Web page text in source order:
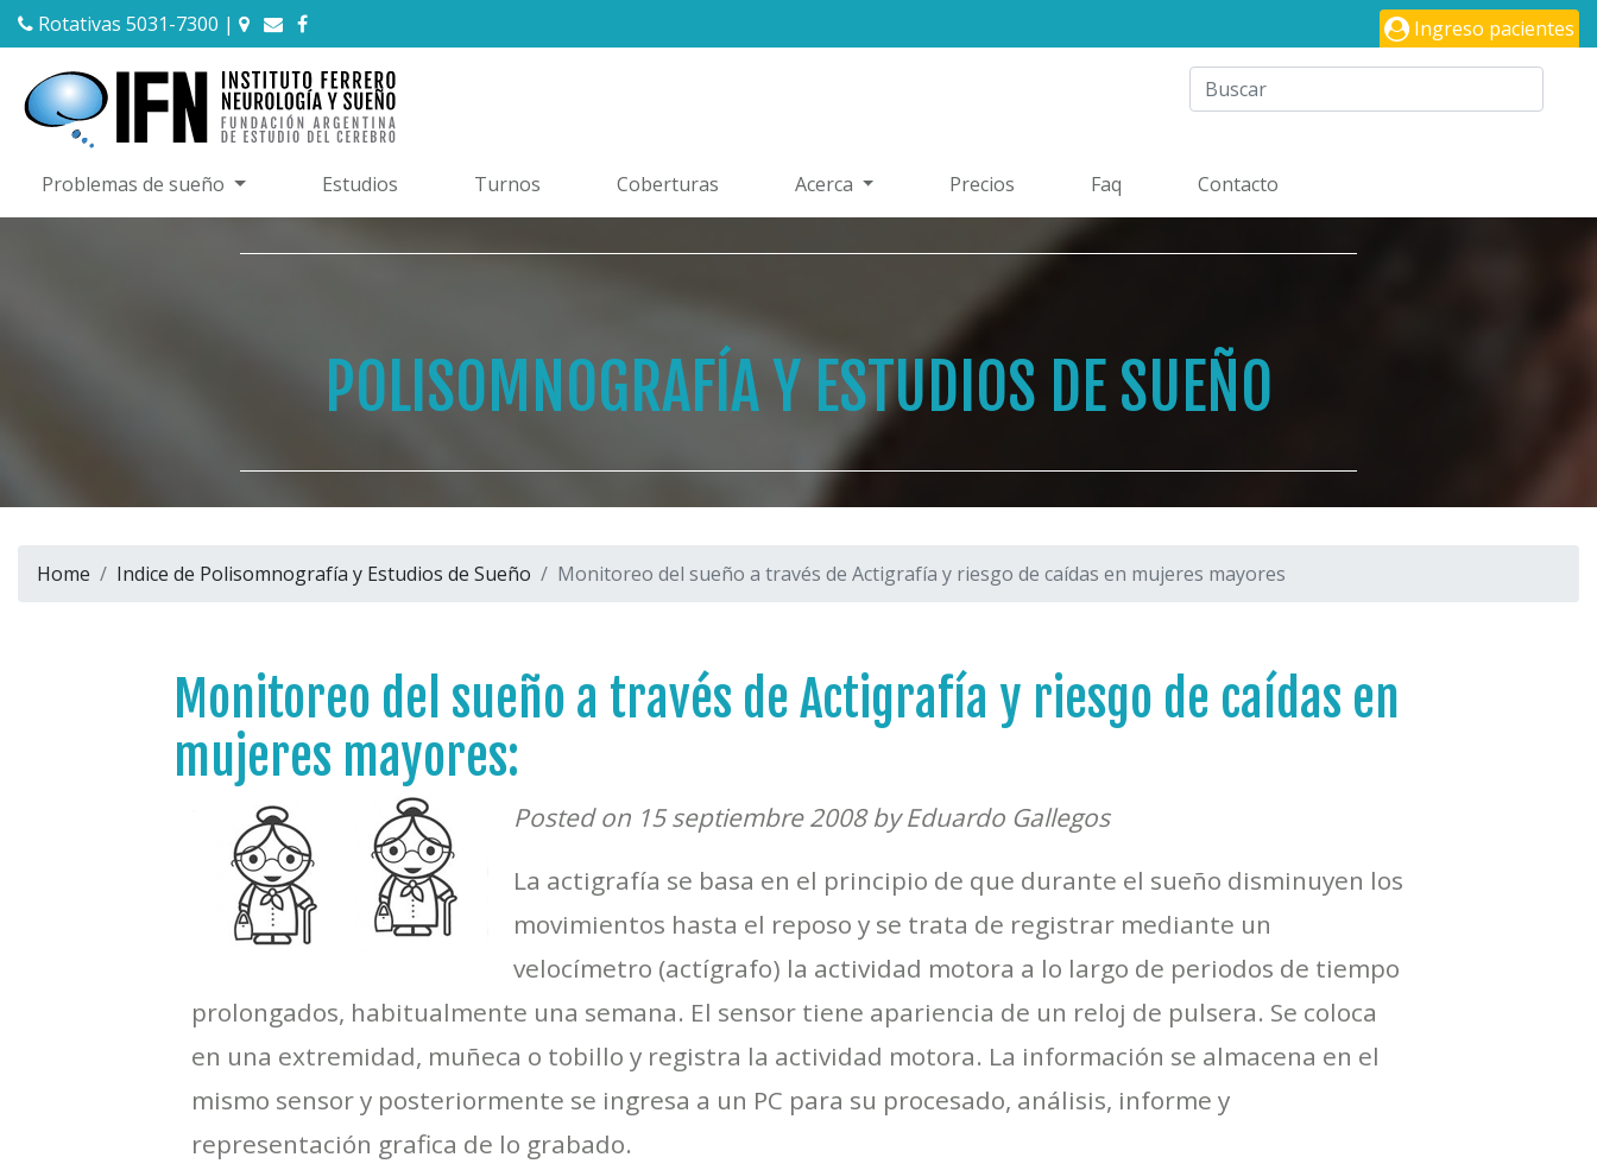
Rotativas 5031-7300 | Ingreso pacientes
Problemas de sueño Estudios Turnos Coberturas Acerca Precios Faq Contacto
POLISOMNOGRAFÍA Y ESTUDIOS DE SUEÑO
Home Indice de Polisomnografía y Estudios de Sueño Monitoreo del sueño a través de Actigrafía y riesgo de caídas en mujeres mayores
Monitoreo del sueño a través de Actigrafía y riesgo de caídas en
mujeres mayores:
Posted on 15 septiembre 2008 by Eduardo Gallegos
La actigrafía se basa en el principio de que durante el sueño disminuyen los
movimientos hasta el reposo y se trata de registrar mediante un
velocímetro (actígrafo) la actividad motora a lo largo de periodos de tiempo
prolongados, habitualmente una semana. El sensor tiene apariencia de un reloj de pulsera. Se coloca
en una extremidad, muñeca o tobillo y registra la actividad motora. La información se almacena en el
mismo sensor y posteriormente se ingresa a un PC para su procesado, análisis, informe y
representación grafica de lo grabado.